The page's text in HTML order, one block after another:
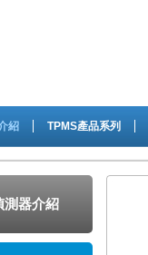
紹 TPMS產品系列
測器介紹